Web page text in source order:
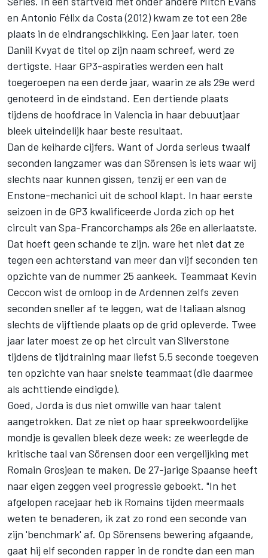
en Antonio Félix da Costa (2012) kwam ze tot een 28e
plaats in de eindrangschikking. Een jaar later, toen
Daniil Kvyat de titel op zijn naam schreef, werd ze
dertigste. Haar GP3-aspiraties werden een halt
toegeroepen na een derde jaar, waarin ze als 29e werd
genoteerd in de eindstand. Een dertiende plaats
tijdens de hoofdrace in Valencia in haar debuutjaar
bleek uiteindelijk haar beste resultaat.
Dan de keiharde cijfers. Want of Jorda serieus twaalf
seconden langzamer was dan Sörensen is iets waar wij
slechts naar kunnen gissen, tenzij er een van de
Enstone-mechanici uit de school klapt. In haar eerste
seizoen in de GP3 kwalificeerde Jorda zich op het
circuit van Spa-Francorchamps als 26e en allerlaatste.
Dat hoeft geen schande te zijn, ware het niet dat ze
tegen een achterstand van meer dan vijf seconden ten
opzichte van de nummer 25 aankeek. Teammaat Kevin
Ceccon wist de omloop in de Ardennen zelfs zeven
seconden sneller af te leggen, wat de Italiaan alsnog
slechts de vijftiende plaats op de grid opleverde. Twee
jaar later moest ze op het circuit van Silverstone
tijdens de tijdtraining maar liefst 5,5 seconde toegeven
ten opzichte van haar snelste teammaat (die daarmee
als achttiende eindigde).
Goed, Jorda is dus niet omwille van haar talent
aangetrokken. Dat ze niet op haar spreekwoordelijke
mondje is gevallen bleek deze week: ze weerlegde de
kritische taal van Sörensen door een vergelijking met
Romain Grosjean te maken. De 27-jarige Spaanse heeft
naar eigen zeggen veel progressie geboekt. "In het
afgelopen racejaar heb ik Romains tijden meermaals
weten te benaderen, ik zat zo rond een seconde van
zijn 'benchmark' af. Op Sörensens bewering afgaande,
gaat hij elf seconden rapper in de rondte dan een man